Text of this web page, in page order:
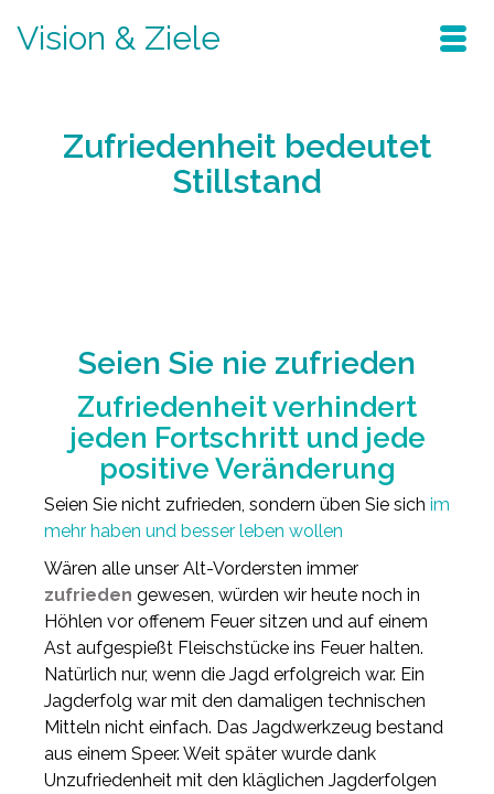
Vision & Ziele
Zufriedenheit bedeutet
Stillstand
Seien Sie nie zufrieden
Zufriedenheit verhindert
jeden Fortschritt und jede
positive Veränderung
Seien Sie nicht zufrieden, sondern üben Sie sich im
mehr haben und besser leben wollen
Wären alle unser Alt-Vordersten immer
zufrieden gewesen, würden wir heute noch in
Höhlen vor offenem Feuer sitzen und auf einem
Ast aufgespießt Fleischstücke ins Feuer halten.
Natürlich nur, wenn die Jagd erfolgreich war. Ein
Jagderfolg war mit den damaligen technischen
Mitteln nicht einfach. Das Jagdwerkzeug bestand
aus einem Speer. Weit später wurde dank
Unzufriedenheit mit den kläglichen Jagderfolgen